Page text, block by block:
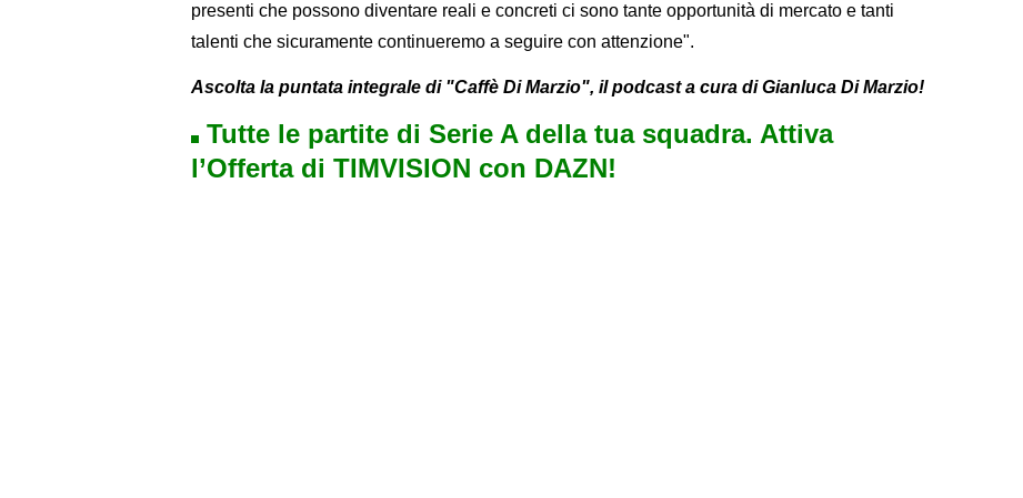
presenti che possono diventare reali e concreti ci sono tante opportunità di mercato e tanti
talenti che sicuramente continueremo a seguire con attenzione".
Ascolta la puntata integrale di "Caffè Di Marzio", il podcast a cura di Gianluca Di Marzio!
Tutte le partite di Serie A della tua squadra. Attiva
l’Offerta di TIMVISION con DAZN!